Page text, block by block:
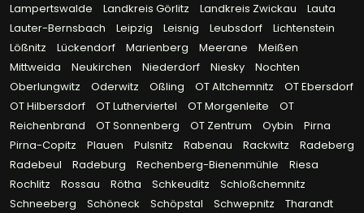
Lampertswalde
Landkreis Görlitz Landkreis Zwickau
Lauta
Lauter-Bernsbach
Leipzig Leisnig Leubsdorf
Lichtenstein
Lößnitz
Lückendorf Marienberg Meerane
Meißen
Mittweida
Neukirchen Niederdorf Niesky
Nochten
Oberlungwitz
Oderwitz Oßling OT Altchemnitz
OT Ebersdorf
OT Hilbersdorf
OT Lutherviertel OT Morgenleite
OT
Reichenbrand
OT Sonnenberg OT Zentrum Oybin
Pirna
Pirna-Copitz
Plauen Pulsnitz Rabenau Rackwitz
Radeberg
Radebeul
Radeburg Rechenberg-Bienenmühle
Riesa
Rochlitz
Rossau Rötha Schkeuditz
Schloßchemnitz
Schneeberg
Schöneck Schöpstal Schwepnitz
Tharandt